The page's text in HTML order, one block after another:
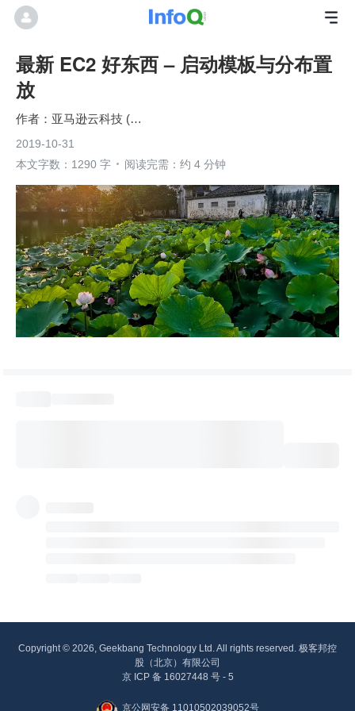
最新 EC2 好东西 – 启动模板与分布置
放
亚马逊云科技 (Amazon Web Services）
2019-10-31
本文字数：1290 字
阅读完需：约 4 分钟
Copyright © 2026, Geekbang Technology Ltd. All rights reserved. 极客邦控
股（北京）有限公司
京 ICP 备 16027448 号 - 5
京公网安备 11010502039052号